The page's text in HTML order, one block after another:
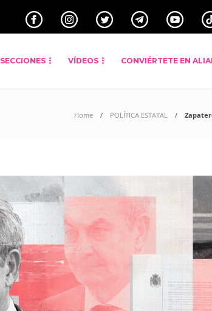
SECCIONES VÍDEOS CONVIÉRTETE EN
Home POLÍTICA ESTATAL